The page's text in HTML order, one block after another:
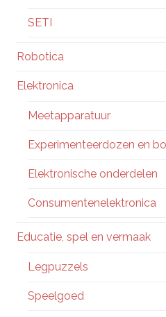
SETI
Robotica
Elektronica
Meetapparatuur
Experimenteerdozen en
Elektronische onderdelen
Consumentenelektronica
Educatie, spel en vermaak
Legpuzzels
Speelgoed